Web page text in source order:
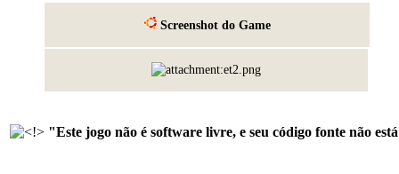
Screenshot do Game
"Este jogo não é software livre, e seu código fonte não